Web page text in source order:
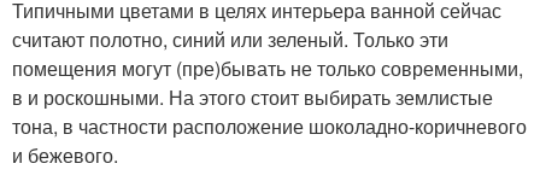
Типичными цветами в целях интерьера ванной сейчас
считают полотно, синий или зеленый. Только эти
помещения могут (пре)бывать не только современными,
в и роскошными. На этого стоит выбирать землистые
тона, в частности расположение шоколадно-коричневого
и бежевого.